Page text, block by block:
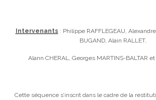
Intervenants : Philippe RAFFLEGEAU,
BUGAND, Alain RALLET,
Alann CHERAL, Georges MARTINS-BALTAR
Cette séquence s’inscrit dans le cadre de la